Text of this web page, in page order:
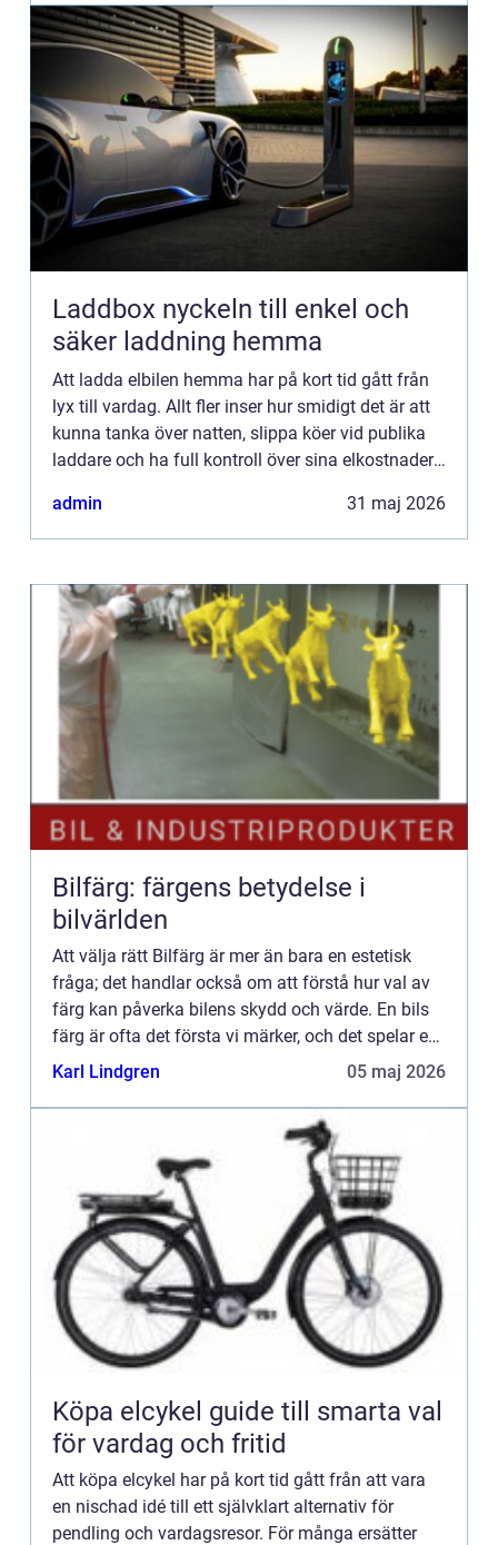
Laddbox nyckeln till enkel och
säker laddning hemma
Att ladda elbilen hemma har på kort tid gått från
lyx till vardag. Allt fler inser hur smidigt det är att
kunna tanka över natten, slippa köer vid publika
laddare och ha full kontroll över sina elkostnader.
admin 31 maj 2026
Bilfärg: färgens betydelse i
bilvärlden
Att välja rätt Bilfärg är mer än bara en estetisk
fråga; det handlar också om att förstå hur val av
färg kan påverka bilens skydd och värde. En bils
färg är ofta det första vi märker, och det spelar en
avgörande roll för hur vi uppfattar ett fordon. ...
Karl Lindgren 05 maj 2026
Köpa elcykel guide till smarta val
för vardag och fritid
Att köpa elcykel har på kort tid gått från att vara
en nischad idé till ett självklart alternativ för
pendling och vardagsresor. För många ersätter